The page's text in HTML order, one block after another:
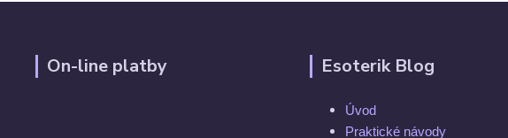
On-line platby Esoterik Blog
Úvod
Praktické návody